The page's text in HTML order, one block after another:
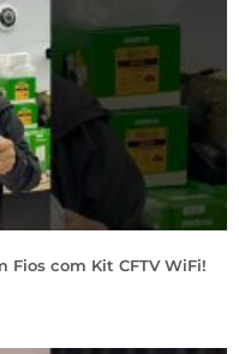
Fios com Kit CFTV WiFi!